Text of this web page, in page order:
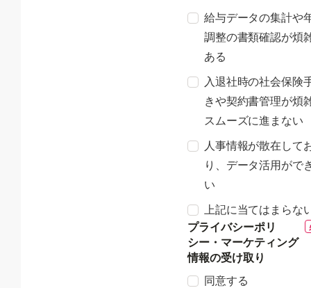
給与データの集計や
調整の書類確認が煩
ある
入退社時の社会保険
きや契約書管理が煩
スムーズに進まない
人事情報が散在して
り、データ活用がで
い
上記に当てはまらな
プライバシーポリ
シー・マーケティング
情報の受け取り
同意する